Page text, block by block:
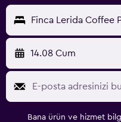
Finca Lerida Coffee
14.08 Cum
Bana ürün ve hizmet